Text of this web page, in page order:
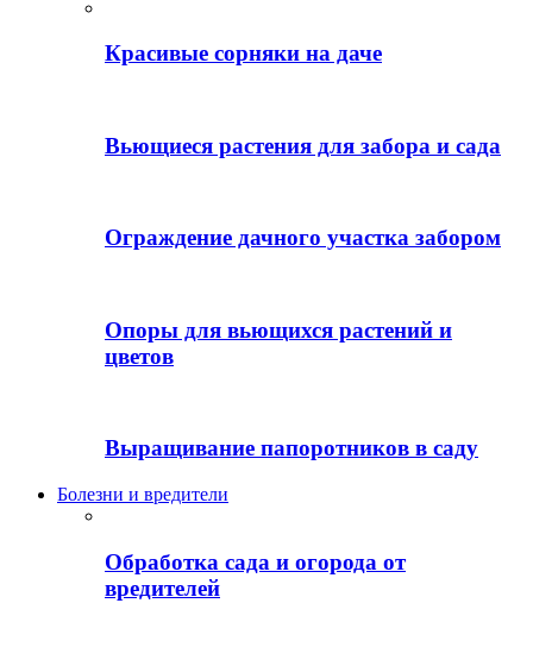
Красивые сорняки на даче
Вьющиеся растения для забора и сада
Ограждение дачного участка забором
Опоры для вьющихся растений и
цветов
Выращивание папоротников в саду
Болезни и вредители
Обработка сада и огорода от
вредителей